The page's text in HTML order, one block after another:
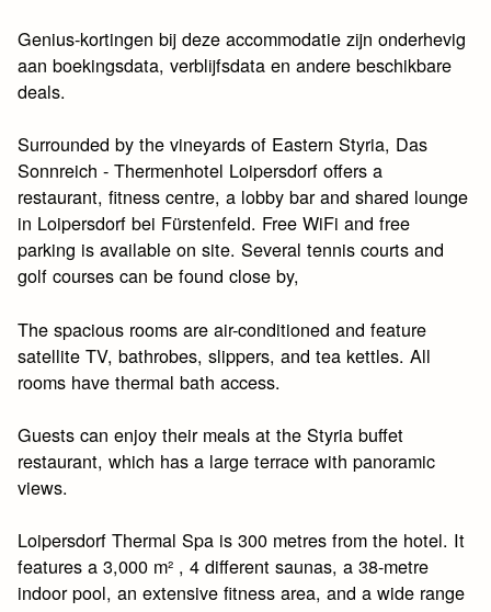
Genius-kortingen bij deze accommodatie zijn onderhevig
aan boekingsdata, verblijfsdata en andere beschikbare
deals.
Surrounded by the vineyards of Eastern Styria, Das
Sonnreich - Thermenhotel Loipersdorf offers a
restaurant, fitness centre, a lobby bar and shared lounge
in Loipersdorf bei Fürstenfeld. Free WiFi and free
parking is available on site. Several tennis courts and
golf courses can be found close by,
The spacious rooms are air-conditioned and feature
satellite TV, bathrobes, slippers, and tea kettles. All
rooms have thermal bath access.
Guests can enjoy their meals at the Styria buffet
restaurant, which has a large terrace with panoramic
views.
Loipersdorf Thermal Spa is 300 metres from the hotel. It
features a 3,000 m² , 4 different saunas, a 38-metre
indoor pool, an extensive fitness area, and a wide range